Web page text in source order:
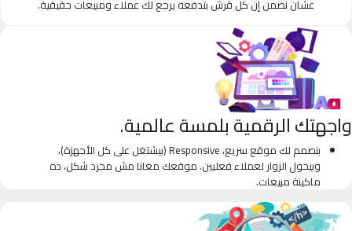
عشان نضمن إن كل قرش بتدفعه يرجع لك عملاء ومبيعات حقيقية.
واجهتك الرقمية بلمسة عالمية.
بنصمم لك موقع سريع، Responsive (بيشتغل على كل الأجهزة)،
وبيحول الزوار لعملاء فعليين. موقعك معانا مش مجرد شكل، ده
ماكينة مبيعات.